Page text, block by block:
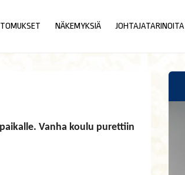
NÄKEMYKSIÄ JOHTAJATARINOITA
Vanha koulu purettiin